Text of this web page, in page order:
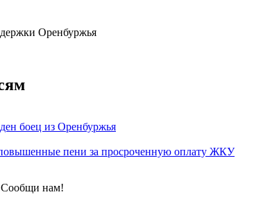
Оренбуржья
боец из Оренбуржья
повышенные пени за просроченную оплату ЖКУ
Сообщи нам!